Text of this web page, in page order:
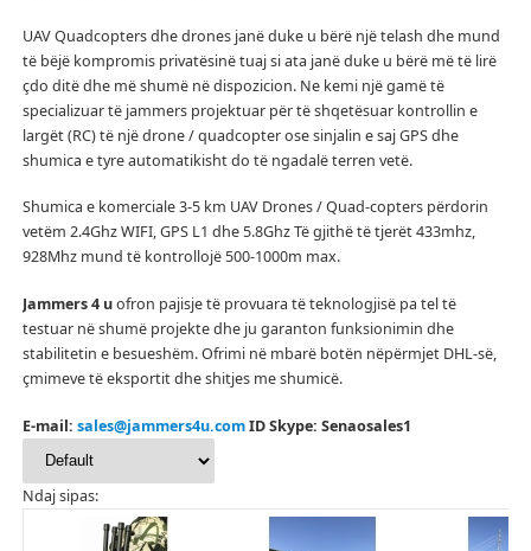
UAV Quadcopters dhe drones janë duke u bërë një telash dhe mund
të bëjë kompromis privatësinë tuaj si ata janë duke u bërë më të lirë
çdo ditë dhe më shumë në dispozicion. Ne kemi një gamë të
specializuar të jammers projektuar për të shqetësuar kontrollin e
largët (RC) të një drone / quadcopter ose sinjalin e saj GPS dhe
shumica e tyre automatikisht do të ngadalë terren vetë.
Shumica e komerciale 3-5 km UAV Drones / Quad-copters përdorin
vetëm 2.4Ghz WIFI, GPS L1 dhe 5.8Ghz Të gjithë të tjerët 433mhz,
928Mhz mund të kontrollojë 500-1000m max.
Jammers 4 uofron pajisje të provuara të teknologjisë pa tel të
testuar në shumë projekte dhe ju garanton funksionimin dhe
stabilitetin e besueshëm.Ofrimi në mbarë botën nëpërmjet DHL-së,
çmimeve të eksportit dhe shitjes me shumicë.
E-mail: sales@jammers4u.comID Skype: Senaosales1
Ndaj sipas: